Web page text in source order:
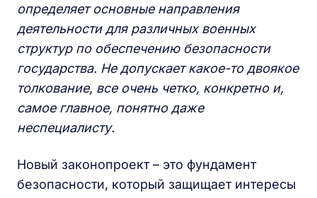
определяет основные направления
деятельности для различных военных
структур по обеспечению безопасности
государства. Не допускает какое-то двоякое
толкование, все очень четко, конкретно и,
самое главное, понятно даже
неспециалисту.
Новый законопроект – это фундамент
безопасности, который защищает интересы